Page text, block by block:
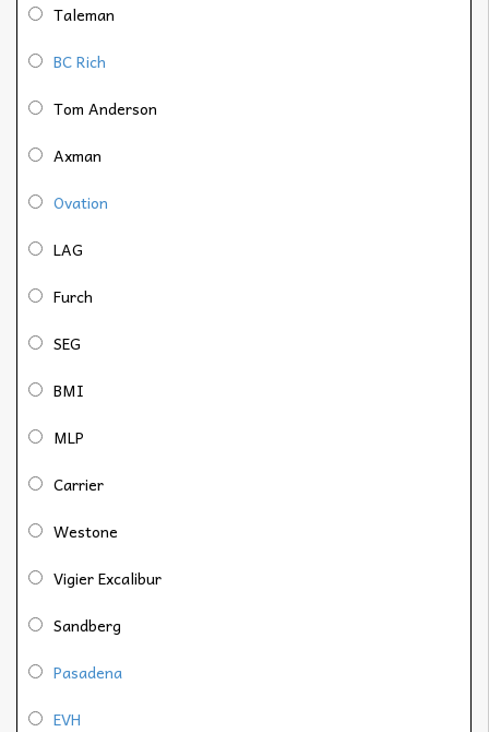
Taleman
BC Rich
Tom Anderson
Axman
Ovation
LAG
Furch
SEG
BMI
MLP
Carrier
Westone
Vigier Excalibur
Sandberg
Pasadena
EVH